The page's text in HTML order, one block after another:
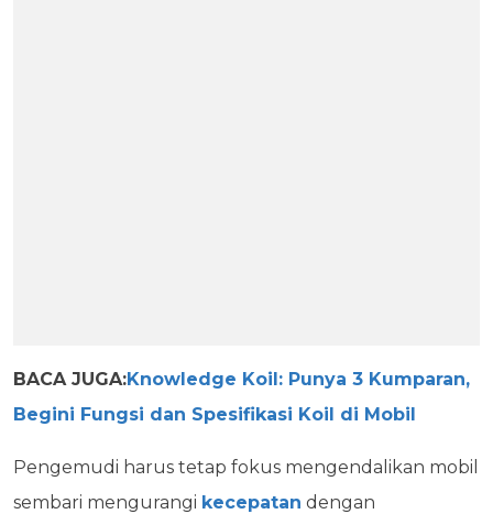
BACA JUGA:Knowledge Koil: Punya 3 Kumparan,
Begini Fungsi dan Spesifikasi Koil di Mobil
Pengemudi harus tetap fokus mengendalikan mobil
sembari mengurangi kecepatan dengan